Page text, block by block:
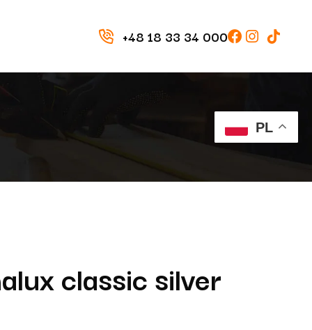
+48 18 33 34 000
classic silver
PL